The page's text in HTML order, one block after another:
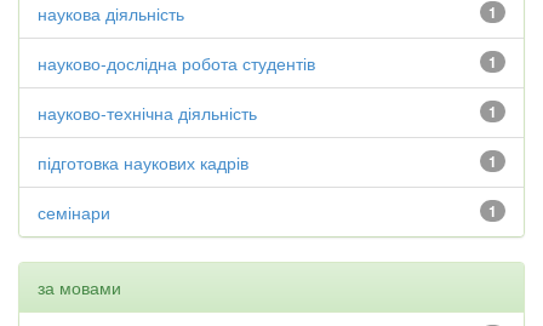
1
наукова діяльність
1
науково-дослідна робота студентів
1
науково-технічна діяльність
1
підготовка наукових кадрів
1
семінари
за мовами